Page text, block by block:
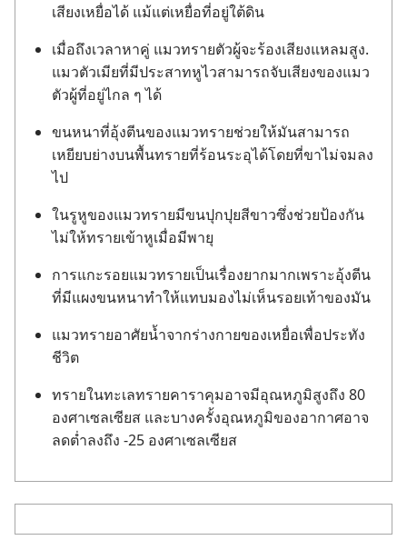
เสียง​เหยื่อ​ได้ แม้​แต่​เหยื่อ​ที่​อยู่​ใต้​ดิน
เมื่อ​ถึง​เวลา​หา​คู่ แมว​ทราย​ตัว​ผู้​จะ​ร้อง​เสียง​แหลม​สูง.
แมว​ตัว​เมีย​ที่​มี​ประสาท​หู​ไว​สามารถ​จับ​เสียง​ของ​แมว​
ตัว​ผู้​ที่​อยู่​ไกล ๆ ได้
ขน​หนา​ที่​อุ้ง​ตีน​ของ​แมว​ทราย​ช่วย​ให้​มัน​สามารถ​
เหยียบ​ย่าง​บน​พื้น​ทราย​ที่​ร้อน​ระอุ​ได้​โดย​ที่​ขา​ไม่​จม​ลง​
ไป
ใน​รู​หู​ของ​แมว​ทราย​มี​ขน​ปุกปุย​สี​ขาว​ซึ่ง​ช่วย​ป้องกัน​
ไม่​ให้​ทราย​เข้า​หู​เมื่อ​มี​พายุ
การ​แกะ​รอย​แมว​ทราย​เป็น​เรื่อง​ยาก​มาก​เพราะ​อุ้ง​ตีน​
ที่​มี​แผง​ขน​หนา​ทำ​ให้​แทบ​มอง​ไม่​เห็น​รอย​เท้า​ของ​มัน
แมว​ทราย​อาศัย​น้ำ​จาก​ร่าง​กาย​ของ​เหยื่อ​เพื่อ​ประทัง​
ชีวิต
ทราย​ใน​ทะเล​ทราย​คารา​คุม​อาจ​มี​อุณหภูมิ​สูง​ถึง 80
องศา​เซลเซียส และ​บาง​ครั้ง​อุณหภูมิ​ของ​อากาศ​อาจ​
ลด​ต่ำ​ลง​ถึง -25 องศา​เซลเซียส